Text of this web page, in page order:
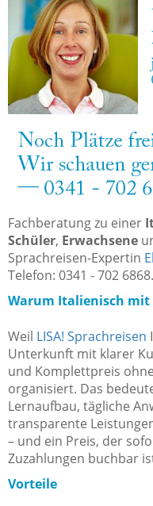
Fachberatung zu einer
Schüler, Erwachsene
Sprachreisen-Expertin
Telefon: 0341 - 702 6868.
Warum Italienisch mit
Weil LISA! Sprachreisen
Unterkunft mit klarer
und Komplettpreis
organisiert. Das
Lernaufbau, tägliche
transparente
– und ein Preis, der
Zuzahlungen buchbar
Vorteile